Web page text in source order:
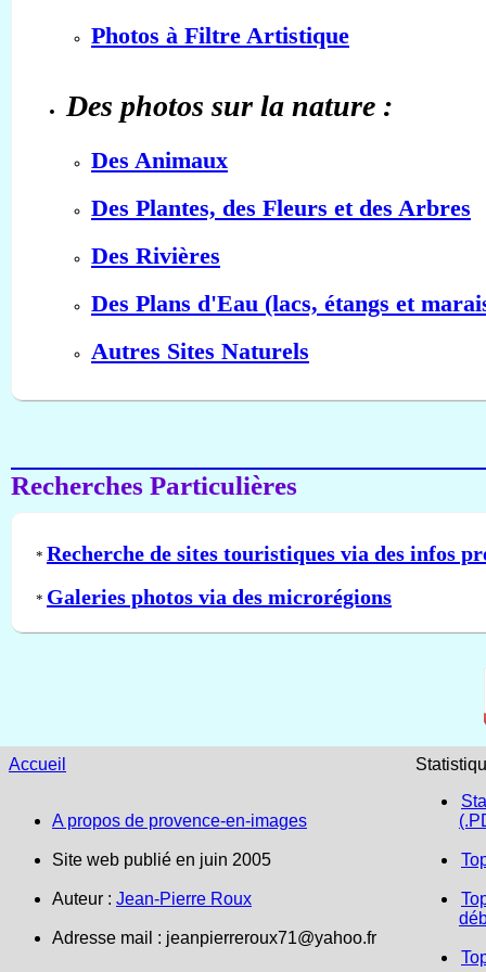
Photos à Filtre Artistique
Des photos sur la nature :
Des Animaux
Des Plantes, des Fleurs et des Arbres
Des Rivières
Des Plans d'Eau (lacs, étangs et
Autres Sites Naturels
Recherches Particulières
* Recherche de sites touristiques via des infos
* Galeries photos via des microrégions
Accueil
A propos de provence-en-images
Site web publié en juin 2005
Auteur : Jean-Pierre Roux
Adresse mail : jeanpierreroux71@yahoo.fr